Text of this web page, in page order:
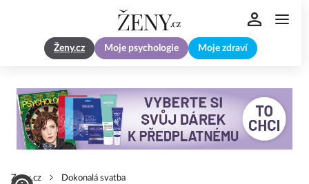
Ženy.cz Moje psychologie Moje zdraví
Zeny.cz Dokonalá svatba